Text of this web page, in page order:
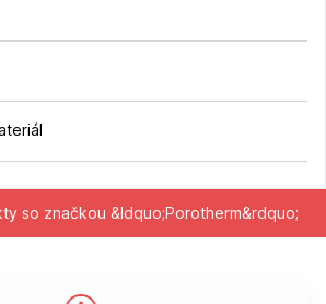
so značkou &ldquo;Porotherm&rdquo;